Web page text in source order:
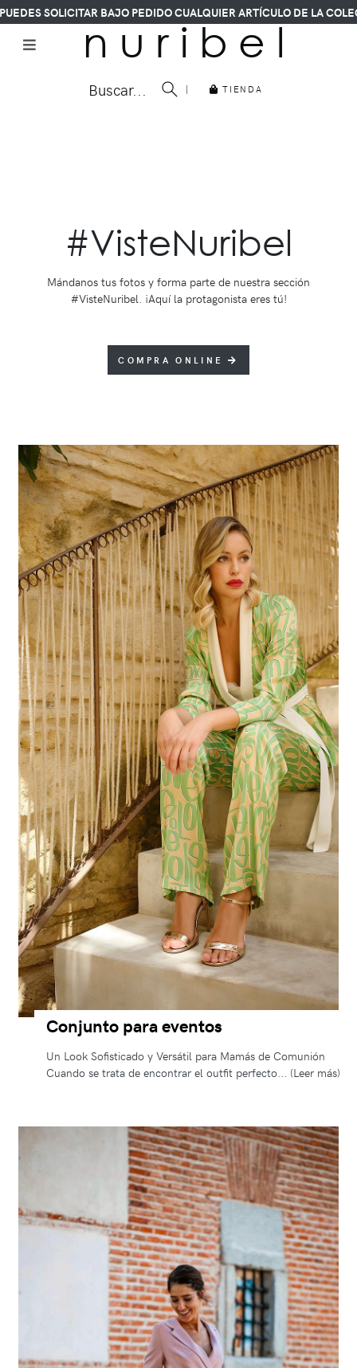
BAJO PEDIDO CUALQUIER ARTÍCULO DE LA COLECCIÓN.
n u r i b e l
Buscar... | TIENDA
#VisteNuribel
Mándanos tus fotos y forma parte de nuestra sección
#VisteNuribel. ¡Aquí la protagonista eres tú!
COMPRA ONLINE
Conjunto para eventos
Un Look Sofisticado y Versátil para Mamás de Comunión
Cuando se trata de encontrar el outfit perfecto... (Leer más)